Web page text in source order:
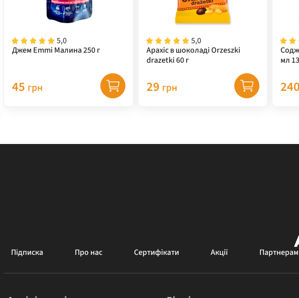
5,0
Джем Emmi Малина 250 г
45 грн
5,0
Арахіс в шоколаді Orzeszki
drazetki 60 г
29 грн
мл
240
Підписка Про нас Сертифікати Акції Партнерам